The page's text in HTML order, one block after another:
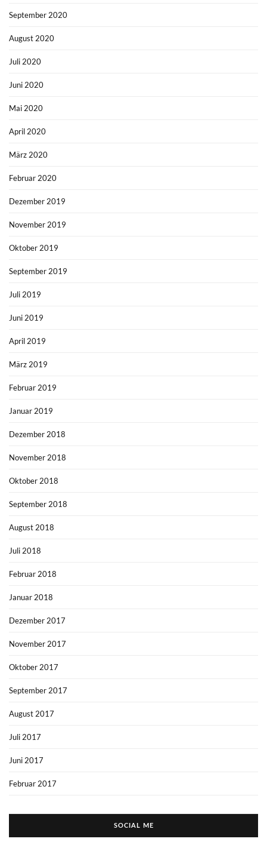
September 2020
August 2020
Juli 2020
Juni 2020
Mai 2020
April 2020
März 2020
Februar 2020
Dezember 2019
November 2019
Oktober 2019
September 2019
Juli 2019
Juni 2019
April 2019
März 2019
Februar 2019
Januar 2019
Dezember 2018
November 2018
Oktober 2018
September 2018
August 2018
Juli 2018
Februar 2018
Januar 2018
Dezember 2017
November 2017
Oktober 2017
September 2017
August 2017
Juli 2017
Juni 2017
Februar 2017
SOCIAL ME